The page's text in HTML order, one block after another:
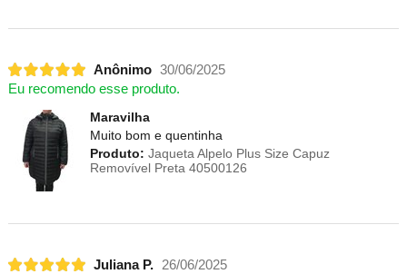
Anônimo 30/06/2025
Eu recomendo esse produto.
Maravilha
Muito bom e quentinha
Produto: Jaqueta Alpelo Plus Size Capuz
Removível Preta 40500126
Juliana P.
26/06/2025